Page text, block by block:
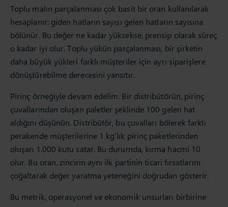
Toplu malın parçalanması çok basit bir oran kullanılarak
hesaplanır: giden hatların sayısı gelen hatların sayısına
bölünür. Bu değer ne kadar yüksekse, prensip olarak süreç
o kadar iyi olur. Toplu yükün parçalanması, bir şirketin
daha büyük yükleri farklı müşteriler için ayrı siparişlere
dönüştürebilme derecesini yansıtır.
Pirinç örneğiyle devam edelim. Bir distribütörün, pirinç
çuvallarından oluşan paletler şeklinde 100 gelen hat
aldığını düşünün. Distribütör, bu çuvalları bölerek farklı
perakende müşterilerine 1 kg’lık pirinç paketlerinden
oluşan 1.000 kutu satar. Bu durumda, kırma hacmi 10
olur. Bu oran, zincirin aynı ilk partinin ticari fırsatlarını
çoğaltarak değer yaratma yeteneğini doğrudan gösterir.
Bu metrik, operasyonel ve ekonomik unsurları birbirine